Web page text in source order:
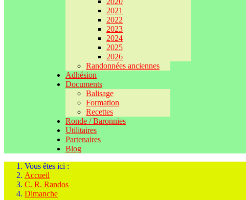
2021
2022
2023
2024
2025
2026
Randonnées anciennes
Adhésion
Documents
Balisage
Formation
Recettes
Ronde / Baronnies
Utilitaires
Partenaires
Blog
Vous êtes ici :
Accueil
C. R. Randos
Dimanche